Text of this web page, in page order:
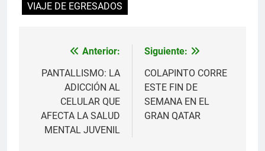
VIAJE DE EGRESADOS
Navegación
de
entradas
Anterior:
PANTALLISMO: LA
ADICCIÓN AL
CELULAR QUE
AFECTA LA SALUD
MENTAL JUVENIL
Siguiente:
COLAPINTO CORRE
ESTE FIN DE
SEMANA EN EL
GRAN QATAR